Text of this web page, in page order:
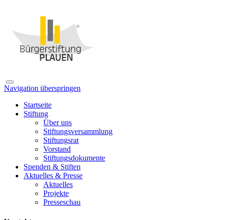
Navigation überspringen
Startseite
Stiftung
Über uns
Stiftungsversammlung
Stiftungsrat
Vorstand
Stiftungsdokumente
Spenden & Stiften
Aktuelles & Presse
Aktuelles
Projekte
Presseschau